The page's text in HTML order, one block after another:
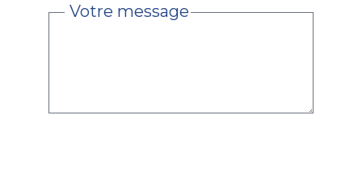
Votre message